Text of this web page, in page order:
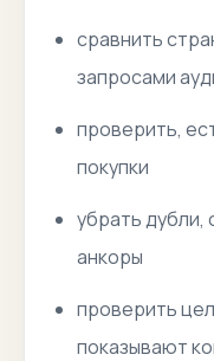
сравнить
запросами
проверить,
покупки
убрать дубли,
анкоры
проверить
показывают